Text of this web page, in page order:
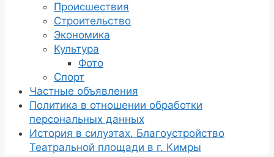
Происшествия
Строительство
Экономика
Культура
Фото
Спорт
Частные объявления
Политика в отношении обработки
персональных данных
История в силуэтах. Благоустройство
Театральной площади в г. Кимры